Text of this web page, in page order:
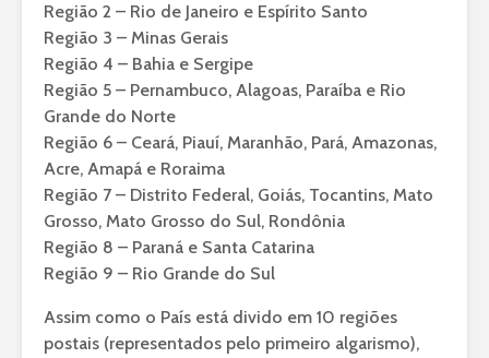
Região 2 – Rio de Janeiro e Espírito Santo
Região 3 – Minas Gerais
Região 4 – Bahia e Sergipe
Região 5 – Pernambuco, Alagoas, Paraíba e Rio
Grande do Norte
Região 6 – Ceará, Piauí, Maranhão, Pará, Amazonas,
Acre, Amapá e Roraima
Região 7 – Distrito Federal, Goiás, Tocantins, Mato
Grosso, Mato Grosso do Sul, Rondônia
Região 8 – Paraná e Santa Catarina
Região 9 – Rio Grande do Sul
Assim como o País está divido em 10 regiões
postais (representados pelo primeiro algarismo),